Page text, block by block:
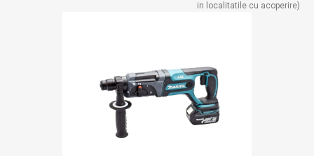
in localitatile cu acoperire)